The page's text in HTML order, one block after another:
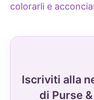
colorarli e
Iscriviti alla
di Purse